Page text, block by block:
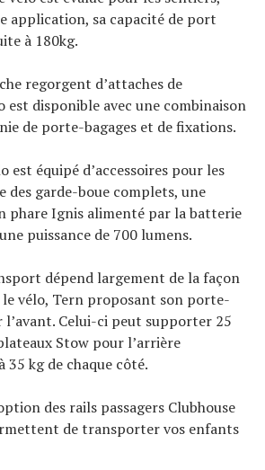
application, sa capacité de port
à 180kg.
regorgent d’attaches de
est disponible avec une combinaison
de porte-bagages et de fixations.
est équipé d’accessoires pour les
des garde-boue complets, une
phare Ignis alimenté par la batterie
puissance de 700 lumens.
dépend largement de la façon
vélo, Tern proposant son porte-
l’avant. Celui-ci peut supporter 25
Stow pour l’arrière
35 kg de chaque côté.
des rails passagers Clubhouse
de transporter vos enfants